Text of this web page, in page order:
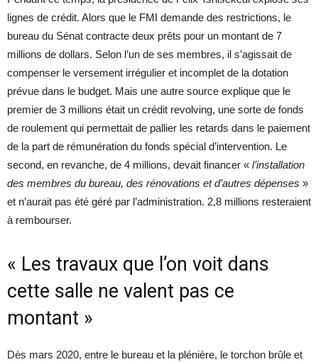
lignes de crédit. Alors que le FMI demande des restrictions, le
bureau du Sénat contracte deux prêts pour un montant de 7
millions de dollars. Selon l’un de ses membres, il s’agissait de
compenser le versement irrégulier et incomplet de la dotation
prévue dans le budget. Mais une autre source explique que le
premier de 3 millions était un crédit revolving, une sorte de fonds
de roulement qui permettait de pallier les retards dans le paiement
de la part de rémunération du fonds spécial d’intervention. Le
second, en revanche, de 4 millions, devait financer « l’installation
des membres du bureau, des rénovations et d’autres dépenses »
et n’aurait pas été géré par l’administration. 2,8 millions resteraient
à rembourser.
« Les travaux que l’on voit dans
cette salle ne valent pas ce
montant »
Dès mars 2020, entre le bureau et la plénière, le torchon brûle et